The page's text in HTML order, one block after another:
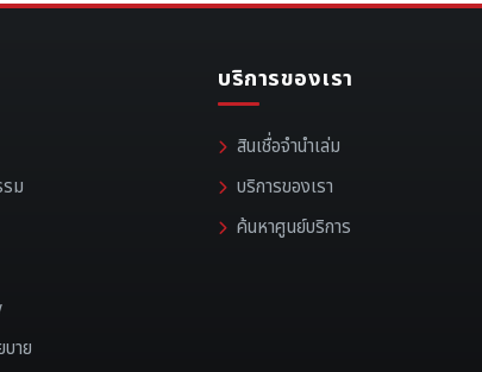
ม
าย
บริการของเรา
สินเชื่อจำนำเล่ม
บริการของเรา
ค้นหาศูนย์บริการ